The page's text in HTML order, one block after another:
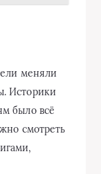
меняли
Историки
было всё
смотреть